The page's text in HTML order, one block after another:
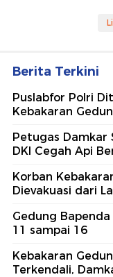
Berita Terkini
Puslabfor Polri
Kebakaran
Petugas Damkar
DKI Cegah Api
Korban
Dievakuasi dari
Gedung
11 sampai 16
Kebakaran
Terkendali,